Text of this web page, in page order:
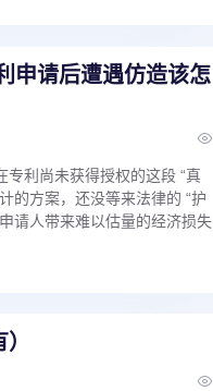
申请后遭遇仿造该怎
利尚未获得授权的这段 “真
的方案，还没等来法律的 “护
请人带来难以估量的经济损失